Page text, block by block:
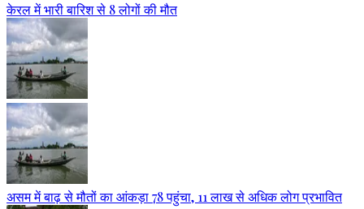
केरल में भारी बारिश से 8 लोगों की मौत
असम में बाढ़ से मौतों का आंकड़ा 78 पहुंचा, 11 लाख से अधिक लोग प्रभावित